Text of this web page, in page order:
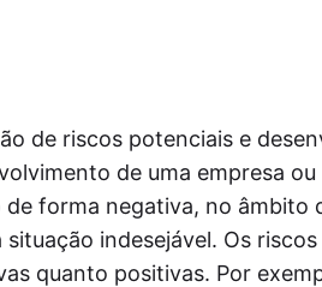
a
a geração de
conteúdo até a
dados.
de riscos potenciais e
de uma empresa
forma negativa, no âmbito
indesejável. Os
quanto positivas. Por